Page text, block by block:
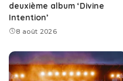
deuxième album ‘Divine
Intention’
8 août 2026